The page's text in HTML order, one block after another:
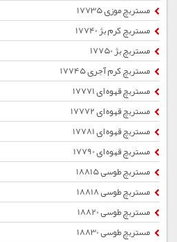
مستربچ موزی 17735
مستربچ کرم بژ 17740
مستربچ بژ 17750
مستربچ کرم آجری 17745
مستربچ قهوه ای 17771
مستربچ قهوه ای 17772
مستربچ قهوه ای 17781
مستربچ قهوه ای 17790
مستربچ طوسی 18815
مستربچ طوسی 18818
مستربچ طوسی 18820
مستربچ طوسی 18830